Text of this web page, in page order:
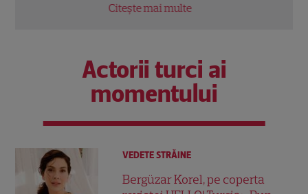
Citește mai multe
Actorii turci ai
momentului
VEDETE STRĂINE
Bergüzar Korel, pe coperta